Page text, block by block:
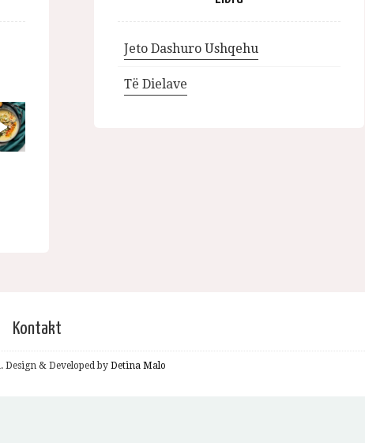
Jeto Dashuro Ushqehu
Të Dielave
Kontakt
& Developed by Detina Malo